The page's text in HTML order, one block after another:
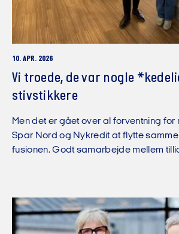
10. APR. 2026
Vi troede, de var nogle
stivstikkere
Men det er gået over al forventning
Spar Nord og Nykredit at flytte
fusionen. Godt samarbejde mellem